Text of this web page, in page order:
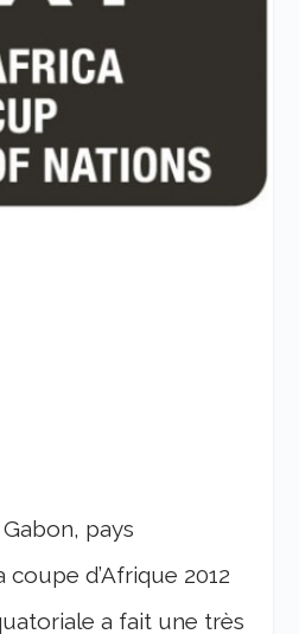
pays
d’Afrique 2012
a fait une très